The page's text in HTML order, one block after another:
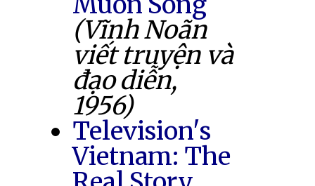
(Vĩnh Noãn
viết truyện và
đạo diễn,
1956)
Television's
Vietnam: The